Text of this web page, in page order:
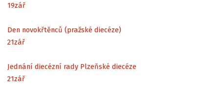
19zář
Den novokřtěnců (pražské diecéze)
21zář
Jednání diecézní rady Plzeňské diecéze
21zář